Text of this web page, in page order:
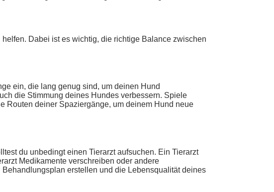
Dabei ist es wichtig, die richtige Balance zwischen
ein, die lang genug sind, um deinen Hund
die Stimmung deines Hundes verbessern. Spiele
Routen deiner Spaziergänge, um deinem Hund neue
du unbedingt einen Tierarzt aufsuchen. Ein Tierarzt
Medikamente verschreiben oder andere
erstellen und die Lebensqualität deines